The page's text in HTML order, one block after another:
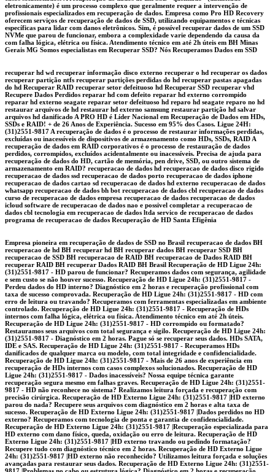
eletronicamente) é um processo complexo que geralmente requer a intervenção de
profissionais especializados em recuperação de dados. Empresa como Pro HD Recovery
oferecem serviços de recuperação de dados de SSD, utilizando equipamentos e técnicas
específicas para lidar com danos eletrônicos. Sim, é possível recuperar dados de um SSD
NVMe que parou de funcionar, embora a complexidade varie dependendo da causa da
com falha lógica, elétrica ou física. Atendimento técnico em até 2h úteis em BH Minas
Gerais MG Somos especialistas em Recuperar SSD? Nós Recuperamos Dados em SSD
recuperar hd wd recuperar informação disco externo recuperar o hd recuperar os dados
recuperar partição ntfs recuperar partições perdidas do hd recuperar pastas apagadas
do hd Recuperar RAID recuperar setor defeituoso hd Recuperar SSD recuperar vhd
Recupere Dados Perdidos reparar hd com defeito reparar hd externo corrompido
reparar hd externo seagate reparar setor defeituoso hd reparo hd seagate reparo no hd
restaurar arquivos de hd restaurar hd externo samsung restaurar partição hd salvar
arquivos hd danificado A PRO HD é Líder Nacional em Recuperação de Dados em HDs,
SSDs e RAID! + de 26 Anos de Experiência. Sucesso em 95% dos Casos. Ligue 24H:
(31)2551-9817 A recuperação de dados é o processo de restaurar informações perdidas,
excluídas ou inacessíveis de dispositivos de armazenamento como HDs, SSDs, RAID A
recuperação de dados em RAID corporativos é o processo de restauração de dados
perdidos, corrompidos, excluídos acidentalmente ou inacessíveis. Precisa de ajuda para
recuperação de dados do HD, cartão de memória, pen drive, SSD, ou outro sistema de
armazenamento em RAID? recuperacao de dados hd recuperacao de dados disco rigido
recuperacao de dados ssd recuperacao de dados porto recuperacao de dados iphone
recuperacao de dados cartao sd recuperacao de dados hd externo recuperacao de dados
whatsapp recuperacao de dados bh bot recuperacao de dados cbl recuperacao de dados
curso de recuperacao de dados empresa recuperacao de dados recuperacao de dados
icloud software de recuperacao de dados nao e possivel completar a recuperacao de
dados cbl tecnologia em recuperacao de dados ltda servico de recuperacao de dados
programa de recuperacao de dados Recuperação de HD Santa Efigênia
Empresa pioneira em recuperação de dados de SSD no Brasil recuperacao de dados BH
recuperacao de hd BH recuperar hd BH recuperar dados BH recuperar SSD BH
recuperacao de SSD BH recuperacao de RAID BH recuperacao de Dados RAID BH
recuperar RAID BH recuperar Dados RAID BH Brasil Recuperação de HD Ligue 24h:
(31)2551-9817 - HD parou de funcionar? Recuperamos dados com segurança, agilidade
e sem custo se não houver sucesso. Recuperação de HD Ligue 24h: (31)2551-9817 -
Perdeu dados do HD interno? Diagnóstico em 2 horas e recuperação profissional com
taxa de sucesso comprovada. Recuperação de HD Ligue 24h: (31)2551-9817 - HD com
erro de leitura ou travando? Recuperamos com ferramentas especializadas em ambiente
controlado. Recuperação de HD Ligue 24h: (31)2551-9817 - Recuperação de HDs
internos com falha lógica, elétrica ou física. Atendimento técnico em até 2h úteis.
Recuperação de HD Ligue 24h: (31)2551-9817 - HD corrompido ou formatado?
Restauramos seus arquivos com total segurança e sigilo. Recuperação de HD Ligue 24h:
(31)2551-9817 - Diagnóstico em 2 horas. Pague só se recuperar seus dados. HDs SATA,
IDE e SAS. Recuperação de HD Ligue 24h: (31)2551-9817 - Recuperamos HDs
danificados de qualquer marca ou modelo, com total integridade e confidencialidade.
Recuperação de HD Ligue 24h: (31)2551-9817 - Mais de 26 anos de experiência em
recuperação de HDs internos com casos complexos solucionados. Recuperação de HD
Ligue 24h: (31)2551-9817 - Dados inacessíveis? Nossa equipe técnica garante
recuperação segura mesmo em falhas graves. Recuperação de HD Ligue 24h: (31)2551-
9817 - HD não reconhece no sistema? Realizamos leitura forçada e recuperação com
precisão cirúrgica. Recuperação de HD Externo Ligue 24h: (31)2551-9817 |HD externo
parou do nada? Recupere seus arquivos com diagnóstico em 2 horas e alta taxa de
sucesso. Recuperação de HD Externo Ligue 24h: (31)2551-9817 |Dados perdidos no HD
externo? Recuperamos com tecnologia de ponta e garantia de confidencialidade.
Recuperação de HD Externo Ligue 24h: (31)2551-9817 |Recuperação especializada para
HD externo com dano físico, queda, oxidação ou erro de leitura. Recuperação de HD
Externo Ligue 24h: (31)2551-9817 |HD externo travando ou pedindo formatação?
Recupere tudo com diagnóstico técnico em 2 horas. Recuperação de HD Externo Ligue
24h: (31)2551-9817 |HD externo não reconhecido? Utilizamos leitura forçada e soluções
avançadas para restaurar seus dados. Recuperação de HD Externo Ligue 24h: (31)2551-